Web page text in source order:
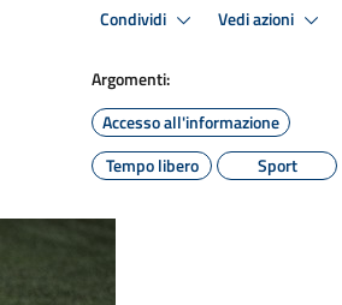
Condividi Vedi azioni
Argomenti:
Accesso all'informazione
Tempo libero
Sport